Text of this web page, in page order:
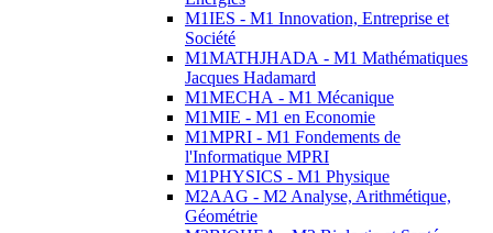
M1IES - M1 Innovation, Entreprise et
Société
M1MATHJHADA - M1 Mathématiques
Jacques Hadamard
M1MECHA - M1 Mécanique
M1MIE - M1 en Economie
M1MPRI - M1 Fondements de
l'Informatique MPRI
M1PHYSICS - M1 Physique
M2AAG - M2 Analyse, Arithmétique,
Géométrie